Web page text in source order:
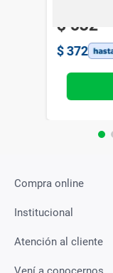
$ 532
$ 372
Compra online
Institucional
Atención al cliente